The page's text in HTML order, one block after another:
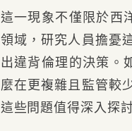
這一現象不僅限於西
領域，研究人員擔憂
出違背倫理的決策。
麼在更複雜且監管較
這些問題值得深入探